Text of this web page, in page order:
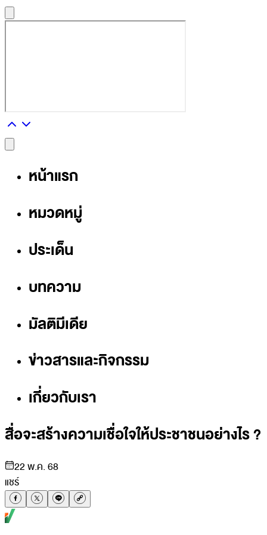
หน้าแรก
หมวดหมู่
ประเด็น
บทความ
มัลติมีเดีย
ข่าวสารและกิจกรรม
เกี่ยวกับเรา
สื่อจะสร้างความเชื่อใจให้ประชาชนอย่างไร ?
22 พ.ค. 68
แชร์